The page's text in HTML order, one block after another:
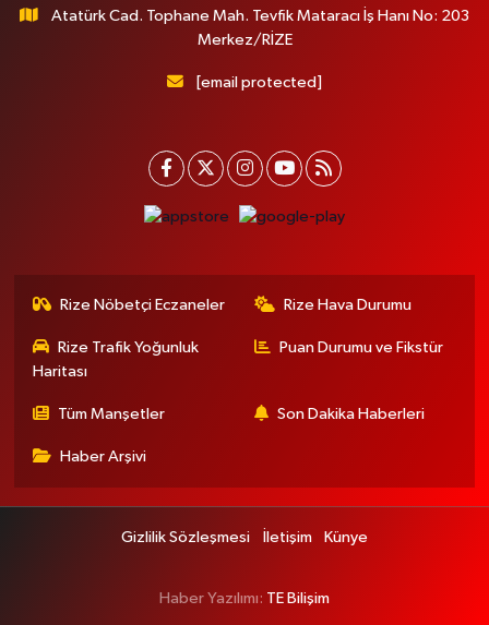
Atatürk Cad. Tophane Mah. Tevfik Mataracı İş Hanı No: 203
Merkez/RİZE
[email protected]
Rize Nöbetçi Eczaneler Rize Hava Durumu
Rize Trafik Yoğunluk
Haritası
Puan Durumu ve Fikstür
Tüm Manşetler Son Dakika Haberleri
Haber Arşivi
Gizlilik Sözleşmesi İletişim Künye
Haber Yazılımı: TE Bilişim